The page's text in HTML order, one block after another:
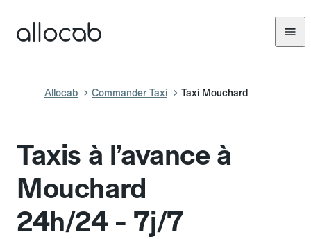
Allocab Commander Taxi Taxi Mouchard
Taxis à l’avance à
Mouchard
24h/24 - 7j/7